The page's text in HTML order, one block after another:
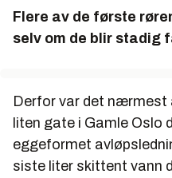
Flere av de første
selv om de blir stadig
Derfor var det nærmest
liten gate i Gamle Oslo
eggeformet
siste liter skittent vann